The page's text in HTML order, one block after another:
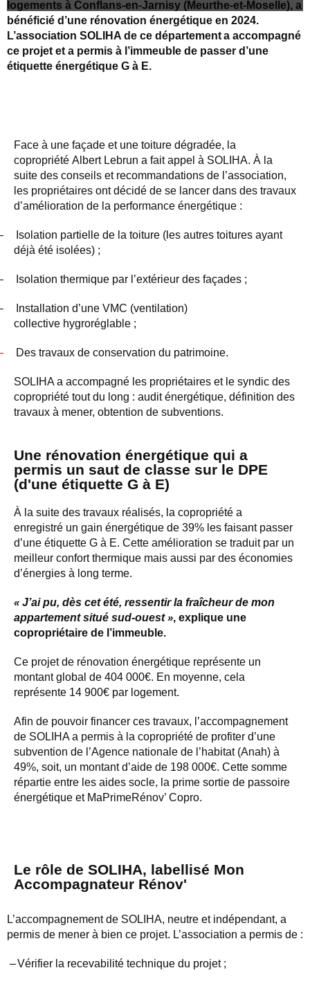
logements à Conflans-en-Jarnisy (Meurthe-et-Moselle), a
bénéficié d’une rénovation énergétique en 2024.
L’association SOLIHA de ce départementa accompagné
ce projet et a permis à l’immeuble de passer d’une
étiquette énergétique G à E.
Face à une façade et une toiture dégradée, la
copropriété Albert Lebrun a fait appel à SOLIHA. À la
suite des conseils et recommandations de l’association,
les propriétaires ont décidé de se lancer dans des travaux
d’amélioration de la performance énergétique :
Isolation partielle de la toiture (les autres toitures ayant
déjà été isolées) ;
Isolation thermique par l’extérieur des façades ;
Installation d’une VMC (ventilation)
collective hygroréglable ;
Des travaux de conservation du patrimoine.
SOLIHA a accompagné les propriétaires et le syndic des
copropriété tout du long : audit énergétique, définition des
travaux à mener, obtention de subventions.
Une rénovation énergétique qui a
permis un saut de classe sur le DPE
(d'une étiquette G à E)
À la suite des travaux réalisés, la copropriété a
enregistré un gain énergétique de 39% les faisant passer
d’une étiquette G à E. Cette amélioration se traduit par un
meilleur confort thermique mais aussi par des économies
d’énergies à long terme.
« J’ai pu, dès cet été, ressentir la fraîcheur de mon
appartement situé sud-ouest», explique une
copropriétaire de l’immeuble.
Ce projet de rénovation énergétique représente un
montant global de 404 000€. En moyenne, cela
représente 14 900€ par logement.
Afin de pouvoir financer ces travaux, l’accompagnement
de SOLIHA a permis à la copropriété de profiter d’une
subvention de l’Agence nationale de l’habitat (Anah) à
49%, soit, un montant d’aide de 198 000€. Cette somme
répartie entre les aides socle, la prime sortie de passoire
énergétique et MaPrimeRénov’ Copro.
Le rôle de SOLIHA, labellisé Mon
Accompagnateur Rénov'
L’accompagnement de SOLIHA, neutre et indépendant, a
permis de mener à bien ce projet. L’association a permis de :
–Vérifier la recevabilité technique du projet ;